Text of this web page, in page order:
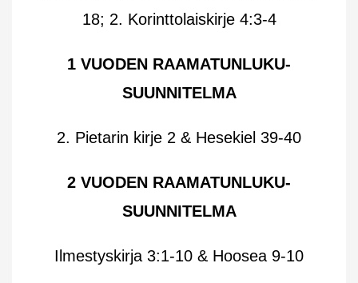
18; 2. Korinttolaiskirje 4:3-4
1 VUODEN RAAMATUNLUKU-
SUUNNITELMA
2. Pietarin kirje 2 & Hesekiel 39-40
2 VUODEN RAAMATUNLUKU-
SUUNNITELMA
Ilmestyskirja 3:1-10 & Hoosea 9-10